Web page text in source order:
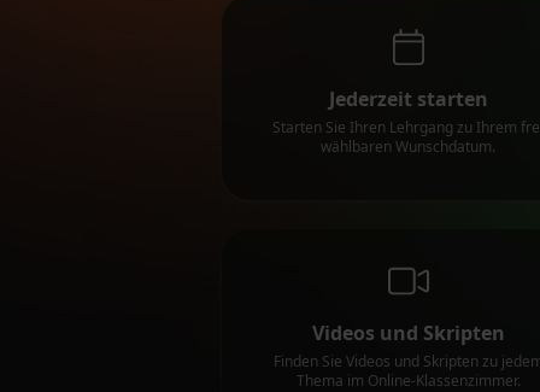
Jederzeit starten
Starten Sie Ihren Lehrgang zu Ihrem
wählbaren Wunschdatum.
Videos und Skripten
Finden Sie Videos und Skripten zu
Thema im Online-Klassenzimmer.